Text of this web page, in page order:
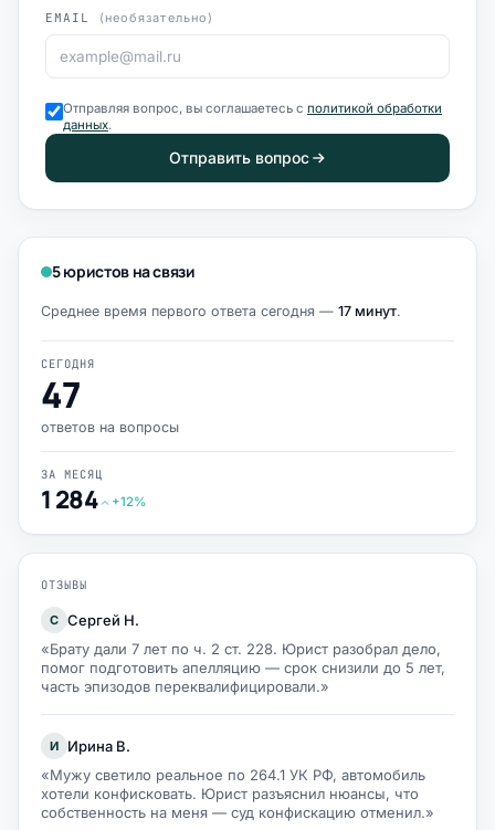
EMAIL (необязательно)
Отправляя вопрос, вы соглашаетесь с политикой обработки
данных.
Отправить вопрос
5 юристов на связи
Среднее время первого ответа сегодня — 17 минут.
СЕГОДНЯ
47
ответов на вопросы
ЗА МЕСЯЦ
1 284 +12%
ОТЗЫВЫ
С Сергей Н.
«Брату дали 7 лет по ч. 2 ст. 228. Юрист разобрал дело,
помог подготовить апелляцию — срок снизили до 5 лет,
часть эпизодов переквалифицировали.»
И
Ирина В.
«Мужу светило реальное по 264.1 УК РФ, автомобиль
хотели конфисковать. Юрист разъяснил нюансы, что
собственность на меня — суд конфискацию отменил.»